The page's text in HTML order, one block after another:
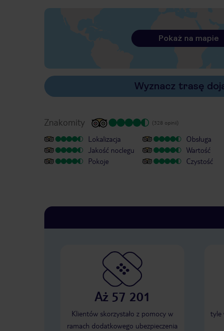
Pokaż na mapie
Wyznacz trasę
Znakomity (328 opinii)
Lokalizacja
Jakość noclegu
Pokoje
Obsługa
Wartość
Czystość
Aż 57 201
Klientów skorzystało z pomocy w
ramach dodatkowego ubezpieczenia
tyle